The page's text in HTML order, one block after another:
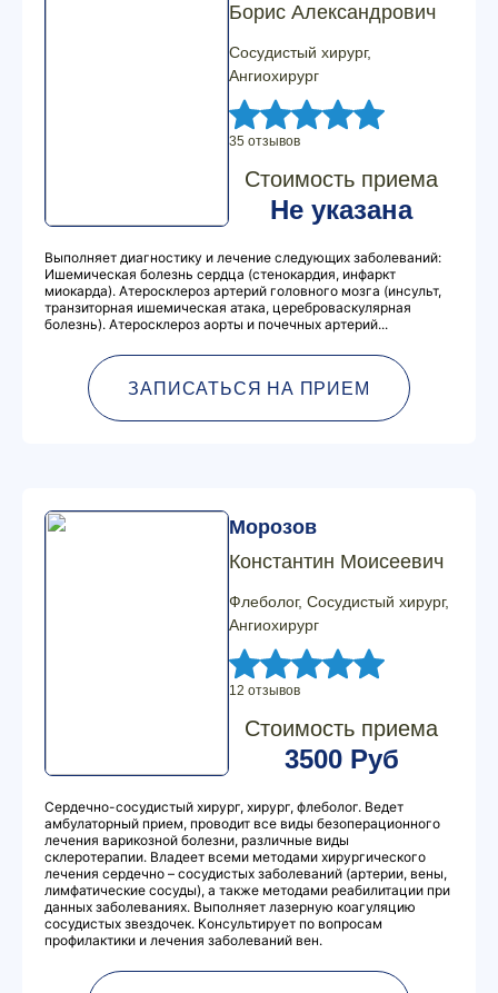
Борис Александрович
Сосудистый хирург,
Ангиохирург
35 отзывов
Стоимость приема
Не указана
Выполняет диагностику и лечение следующих заболеваний:
Ишемическая болезнь сердца (стенокардия, инфаркт
миокарда). Атеросклероз артерий головного мозга (инсульт,
транзиторная ишемическая атака, цереброваскулярная
болезнь). Атеросклероз аорты и почечных артерий...
ЗАПИСАТЬСЯ НА ПРИЕМ
Морозов
Константин Моисеевич
Флеболог, Сосудистый хирург,
Ангиохирург
12 отзывов
Стоимость приема
3500 Руб
Сердечно-сосудистый хирург, хирург, флеболог. Ведет
амбулаторный прием, проводит все виды безоперационного
лечения варикозной болезни, различные виды
склеротерапии. Владеет всеми методами хирургического
лечения сердечно – сосудистых заболеваний (артерии, вены,
лимфатические сосуды), а также методами реабилитации при
данных заболеваниях. Выполняет лазерную коагуляцию
сосудистых звездочек. Консультирует по вопросам
профилактики и лечения заболеваний вен.